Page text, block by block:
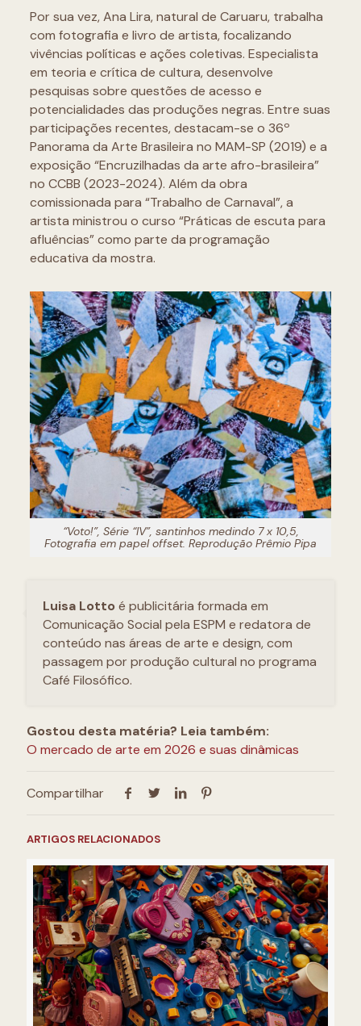
Por sua vez, Ana Lira, natural de Caruaru, trabalha
com fotografia e livro de artista, focalizando
vivências políticas e ações coletivas. Especialista
em teoria e crítica de cultura, desenvolve
pesquisas sobre questões de acesso e
potencialidades das produções negras. Entre suas
participações recentes, destacam-se o 36º
Panorama da Arte Brasileira no MAM-SP (2019) e a
exposição “Encruzilhadas da arte afro-brasileira”
no CCBB (2023-2024). Além da obra
comissionada para “Trabalho de Carnaval”, a
artista ministrou o curso “Práticas de escuta para
afluências” como parte da programação
educativa da mostra.
“Voto!”, Série “IV”, santinhos medindo 7 x 10,5,
Fotografia em papel offset. Reprodução Prêmio Pipa
Luisa Lotto é publicitária formada em
Comunicação Social pela ESPM e redatora de
conteúdo nas áreas de arte e design, com
passagem por produção cultural no programa
Café Filosófico.
Gostou desta matéria? Leia também:
O mercado de arte em 2026 e suas dinâmicas
Compartilhar
ARTIGOS RELACIONADOS